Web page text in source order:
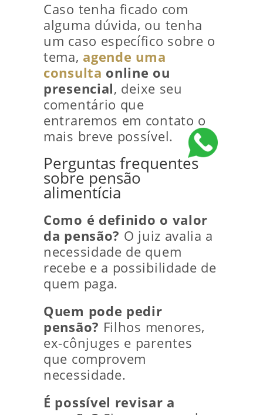
Caso tenha ficado com
alguma dúvida, ou tenha
um caso específico sobre o
tema, agende uma
consulta online ou
presencial, deixe seu
comentário que
entraremos em contato o
mais breve possível.
Perguntas frequentes
sobre pensão
alimentícia
Como é definido o valor
da pensão? O juiz avalia a
necessidade de quem
recebe e a possibilidade de
quem paga.
Quem pode pedir
pensão? Filhos menores,
ex-cônjuges e parentes
que comprovem
necessidade.
É possível revisar a